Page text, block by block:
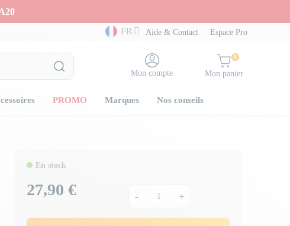
FR
Aide & Contact Espace Pro
Mon compte
0
Mon panier
PROMO Marques Nos conseils
En stock
Prix
27,90 € - +